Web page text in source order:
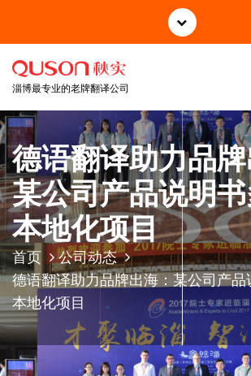
正
淄博最专业的老牌翻译公司
德语翻译助力品
某公司产品说明
本地化项目
首页
公司动态
德语翻译助力品牌出海：某公司产品
本地化项目